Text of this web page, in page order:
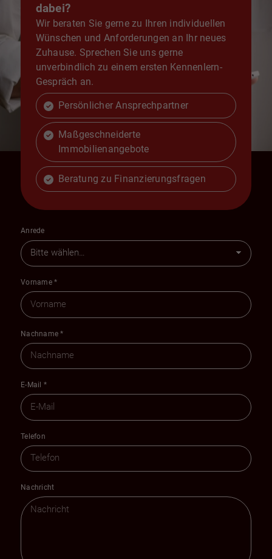
dabei?
Wir beraten Sie gerne zu Ihren individuellen
Wünschen und Anforderungen an Ihr neues
Zuhause. Sprechen Sie uns gerne
unverbindlich zu einem ersten Kennenlern-
Gespräch an.
Persönlicher Ansprechpartner
Maßgeschneiderte
Immobilienangebote
Beratung zu Finanzierungsfragen
Anrede
Vorname*
Nachname*
E-Mail *
Telefon
Nachricht